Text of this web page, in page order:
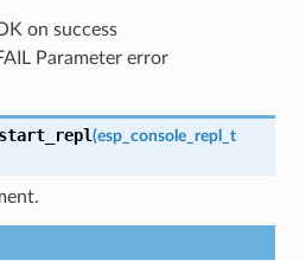
on success
Parameter error
(esp_console_repl_t